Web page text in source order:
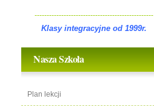
-------------------------------------------------
Klasy integracyjne od 1999r.
Nasza Szkoła
Plan lekcji